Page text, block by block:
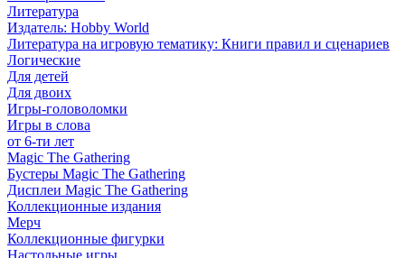
Литература
Издатель: Hobby World
Литература на игровую тематику: Книги правил и сценариев
Логические
Для детей
Для двоих
Игры-головоломки
Игры в слова
от 6-ти лет
Magic The Gathering
Бустеры Magic The Gathering
Дисплеи Magic The Gathering
Коллекционные издания
Мерч
Коллекционные фигурки
Настольные игры